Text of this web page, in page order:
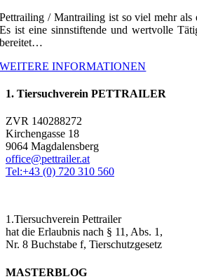
Pettrailing / Mantrailing ist so viel mehr als
Es ist eine sinnstiftende und wertvolle
bereitet…
WEITERE INFORMATIONEN
1. Tiersuchverein PETTRAILER
ZVR 140288272
Kirchengasse 18
9064 Magdalensberg
office@pettrailer.at
Tel:+43 (0) 720 310 560
1.Tiersuchverein Pettrailer
hat die Erlaubnis nach § 11, Abs. 1,
Nr. 8 Buchstabe f, Tierschutzgesetz
MASTERBLOG